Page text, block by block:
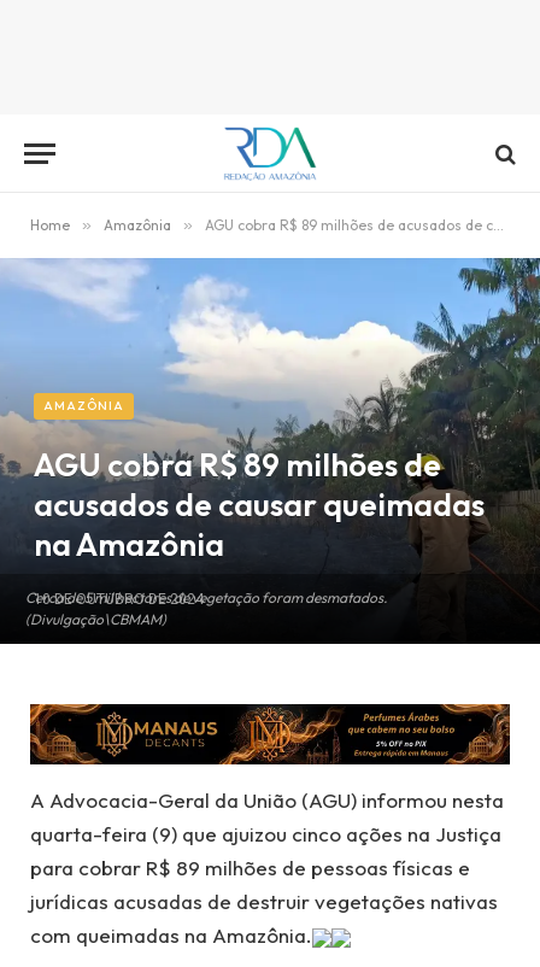
Home » Amazônia » AGU cobra R$ 89 milhões de acusados de causar queimadas na Amazônia
Cerca de 5 mil hectares de vegetação foram desmatados.
(Divulgação\CBMAM)
AMAZÔNIA
AGU cobra R$ 89 milhões de
acusados de causar queimadas
na Amazônia
10 DE OUTUBRO DE 2024
A Advocacia-Geral da União (AGU) informou nesta
quarta-feira (9) que ajuizou cinco ações na Justiça
para cobrar R$ 89 milhões de pessoas físicas e
jurídicas acusadas de destruir vegetações nativas
com queimadas na Amazônia.